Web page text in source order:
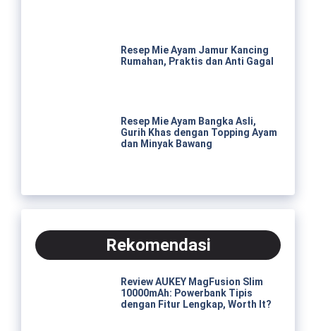
Resep Mie Ayam Jamur Kancing
Rumahan, Praktis dan Anti Gagal
Resep Mie Ayam Bangka Asli,
Gurih Khas dengan Topping Ayam
dan Minyak Bawang
Rekomendasi
Review AUKEY MagFusion Slim
10000mAh: Powerbank Tipis
dengan Fitur Lengkap, Worth It?